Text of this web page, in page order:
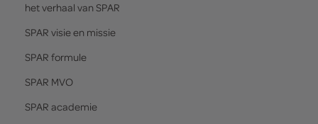
het verhaal van SPAR
SPAR visie en missie
SPAR formule
SPAR MVO
SPAR academie